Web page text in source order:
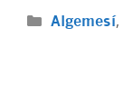
Algemesí,